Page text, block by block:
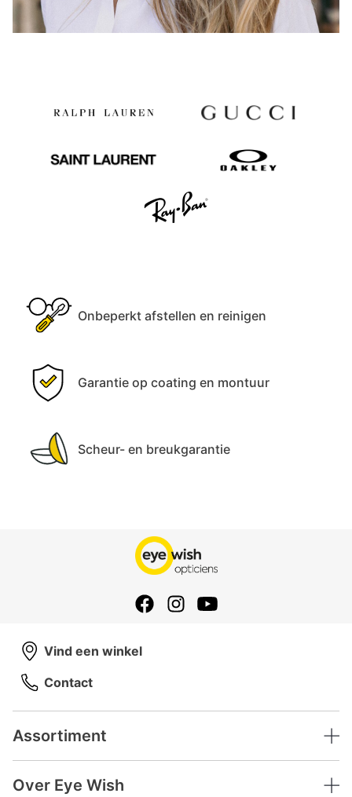
Onbeperkt afstellen en reinigen
Garantie op coating en montuur
Scheur- en breukgarantie
Assortiment
Over Eye Wish
Vind een winkel
Contact